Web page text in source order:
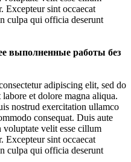
Excepteur sint occaecat
culpa qui officia deserunt
выполненные работы без
adipiscing elit, sed do
et dolore magna aliqua.
nostrud exercitation ullamco
consequat. Duis aute
velit esse cillum
Excepteur sint occaecat
culpa qui officia deserunt